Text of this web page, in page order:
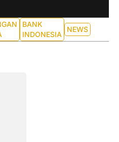
BANK
INDONESIA
NEWS